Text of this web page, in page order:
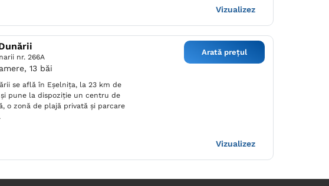
Vizualizez
nr. 266A
13 băi
se află în Eşelniţa, la 23 km de
și pune la dispoziție un centru de
o zonă de plajă privată și parcare
Arată prețul
Vizualizez